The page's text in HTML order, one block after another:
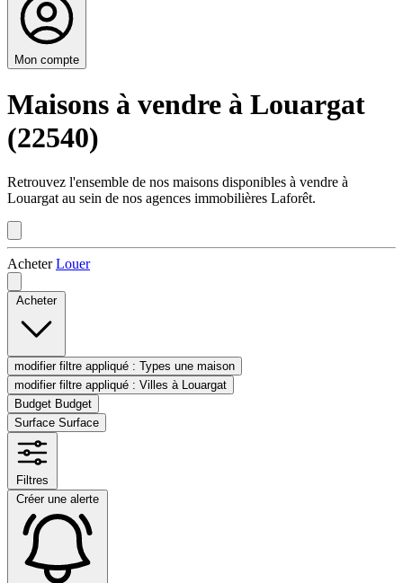
Mon compte
Maisons à vendre à Louargat
(22540)
Retrouvez l'ensemble de nos maisons disponibles à vendre à
Louargat au sein de nos agences immobilières Laforêt.
AcheterLouer
Acheter
modifier filtre appliqué : Types une maison
modifier filtre appliqué : Villes à Louargat
Budget Budget
Surface Surface
Filtres
Créer une alerte